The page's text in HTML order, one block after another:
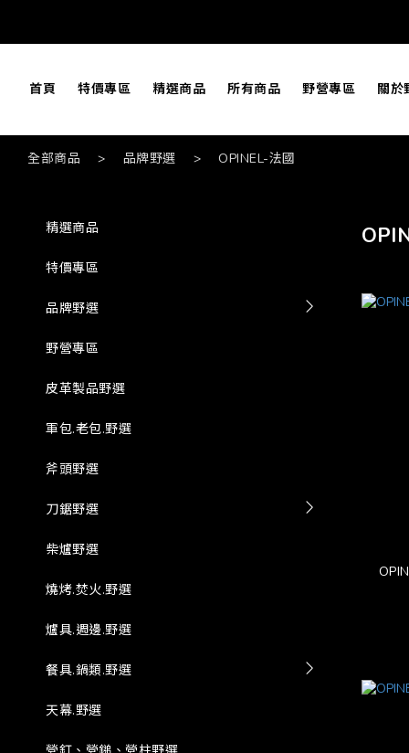
首頁 特價專區 精選商品 所有商品 野營專區 關於
全部商品 > 品牌野選 > OPINEL-法國
精選商品
特價專區
品牌野選
野營專區
皮革製品野選
軍包.老包.野選
斧頭野選
刀鋸野選
柴爐野選
燒烤.焚火.野選
爐具.週邊.野選
餐具.鍋類.野選
天幕.野選